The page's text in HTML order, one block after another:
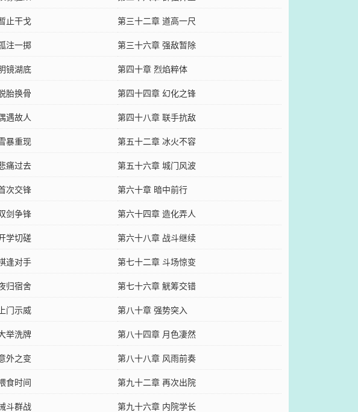
止干戈
第三十二章 道高一尺
注一掷
第三十六章 强敌暂除
镜湖底
第四十章 烈焰粹体
胎换骨
第四十四章 幻化之锋
遇故人
第四十八章 联手抗敌
暴重现
第五十二章 冰火不容
痛过去
第五十六章 城门风波
次交锋
第六十章 暗中前行
剑争锋
第六十四章 造化弄人
学切磋
第六十八章 战斗继续
逢对手
第七十二章 斗场惊变
归宿舍
第七十六章 觥筹交错
门示威
第八十章 强势突入
举洗牌
第八十四章 月色凄然
外之变
第八十八章 风雨前奏
食时间
第九十二章 再次出院
斗群战 第九十六章 内院学长